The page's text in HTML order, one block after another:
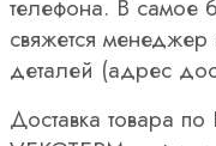
телефона. В самое
свяжется
деталей (адрес
Доставка товара